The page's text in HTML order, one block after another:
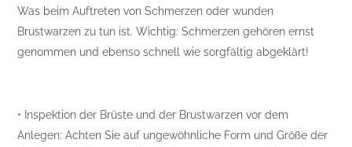
Was beim Auftreten von Schmerzen oder wunden
Brustwarzen zu tun ist. Wichtig: Schmerzen gehören ernst
genommen und ebenso schnell wie sorgfältig abgeklärt!
• Inspektion der Brüste und der Brustwarzen vor dem
Anlegen: Achten Sie auf ungewöhnliche Form und Größe der